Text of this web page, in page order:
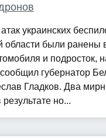
украинских
области были ранены
и подросток,
губернатор
Гладков. Два
но...